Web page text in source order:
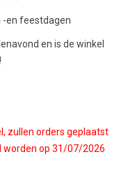
-en feestdagen
en is de winkel
zullen orders geplaatst
worden op 31/07/2026